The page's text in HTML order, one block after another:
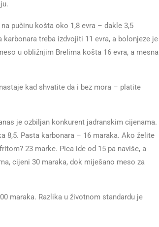
pučinu košta oko 1,8 evra – dakle 3,5
treba izdvojiti 11 evra, a bolonjeze je
u obližnjim Brelima košta 16 evra, a mesna
kad shvatite da i bez mora – platite
je ozbiljan konkurent jadranskim cijenama.
8,5. Pasta karbonara – 16 maraka. Ako želite
23 marke. Pica ide od 15 pa naviše, a
cijeni 30 maraka, dok miješano meso za
maraka. Razlika u životnom standardu je